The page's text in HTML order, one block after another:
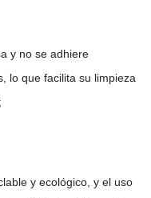
y no se adhiere
lo que facilita su limpieza
y ecológico, y el uso